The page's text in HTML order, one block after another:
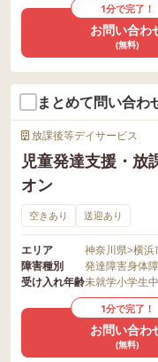
1分で完了！
お問い合わ
(無料)
まとめて問い合わ
放課後等デイサービス
児童発達支援・放
オン
空きあり 送迎あり
エリア 神奈川県>横浜
障害種別
発達障害身体
受け入れ年齢未就学小学生
1分で完了！
お問い合わ
(無料)